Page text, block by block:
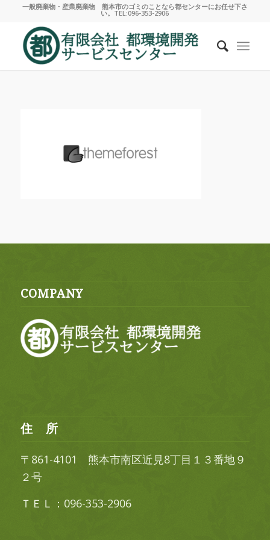
一般廃棄物・産業廃棄物 熊本市のゴミのことなら都センターにお任せ下さ
い。TEL:096-353-2906
COMPANY
住 所
〒861-4101 熊本市南区近見8丁目１３番地９
２号
ＴＥＬ：096-353-2906